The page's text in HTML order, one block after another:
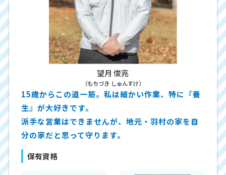
望月 俊亮
（もちづき しゅんすけ）
15歳からこの道一筋。私は細かい作業、特に『養
生』が大好きです。
派手な営業はできませんが、地元・羽村の家を自
分の家だと思って守ります。
保有資格